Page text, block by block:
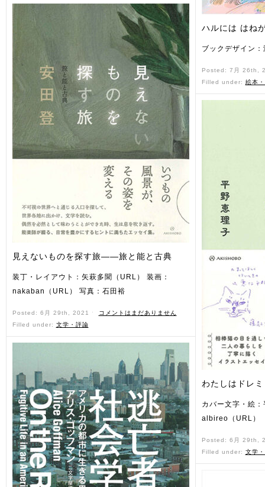
見えないものを探す旅——旅と能と古典
装丁・レイアウト：矢萩多聞（URL） 装画：
nakaban（URL） 写真：石田裕
Posted: 6月 29th, 2021 ˑ
コメントはまだありません
Filled under: 文学・評論
ハルには はね
ブックデザイン
Posted: 7月 26th,
Filled under: 絵本
わたしはドレミ
カバー文字・絵
albireo（URL）
Posted: 6月 29th,
Filled under: 文学